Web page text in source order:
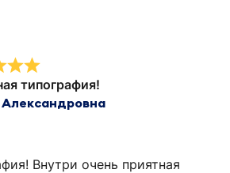
типография!
Внутри очень приятная